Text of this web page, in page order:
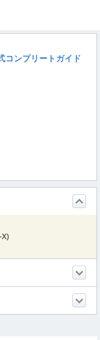
コンプリートガイド
X)